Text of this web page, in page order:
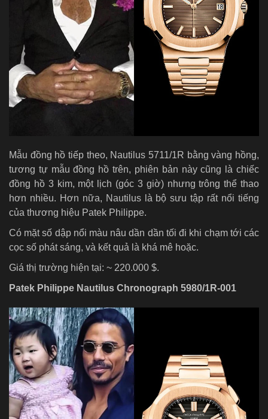
Mẫu đồng hồ tiếp theo, Nautilus 5711/1R bằng vàng hồng,
tương tự mẫu đồng hồ trên, phiên bản này cũng là chiếc
đồng hồ 3 kim, một lịch (góc 3 giờ) nhưng trông thể thao
hơn nhiều. Hơn nữa, Nautilus là bộ sưu tập rất nổi tiếng
của thương hiệu Patek Philippe.
Có mặt số dập nổi màu nâu dần dần tối đi khi chạm tới các
cọc số phát sáng, và kết quả là khá mê hoặc.
Giá thị trường hiện tại: ~ 220.000 $.
Patek Philippe Nautilus Chronograph 5980/1R-001